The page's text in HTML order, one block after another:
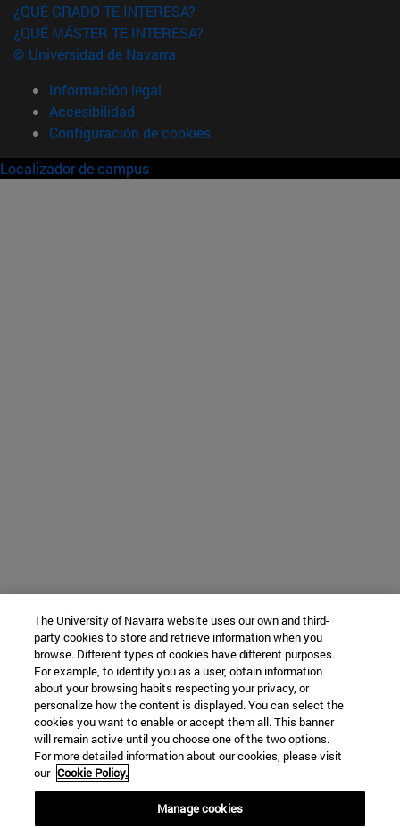
¿QUÉ GRADO TE INTERESA?
¿QUÉ MÁSTER TE INTERESA?
© Universidad de Navarra
Información legal
Accesibilidad
Configuración de cookies
Localizador de campus
The University of Navarra website uses our own and third-
party cookies to store and retrieve information when you
browse. Different types of cookies have different purposes.
For example, to identify you as a user, obtain information
about your browsing habits respecting your privacy, or
personalize how the content is displayed. You can select the
cookies you want to enable or accept them all. This banner
will remain active until you choose one of the two options.
For more detailed information about our cookies, please visit
our Cookie Policy.
Manage cookies